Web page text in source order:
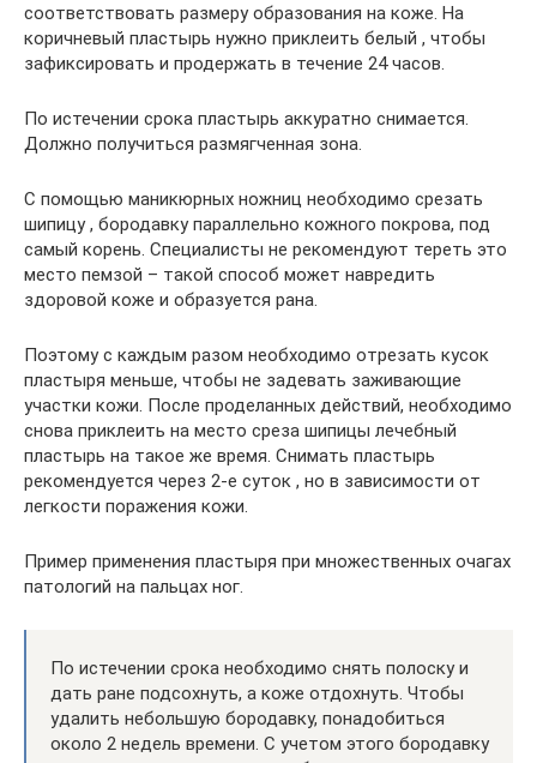
соответствовать размеру образования на коже. На
коричневый пластырь нужно приклеить белый , чтобы
зафиксировать и продержать в течение 24 часов.
По истечении срока пластырь аккуратно снимается.
Должно получиться размягченная зона.
С помощью маникюрных ножниц необходимо срезать
шипицу , бородавку параллельно кожного покрова, под
самый корень. Специалисты не рекомендуют тереть это
место пемзой – такой способ может навредить
здоровой коже и образуется рана.
Поэтому с каждым разом необходимо отрезать кусок
пластыря меньше, чтобы не задевать заживающие
участки кожи. После проделанных действий, необходимо
снова приклеить на место среза шипицы лечебный
пластырь на такое же время. Снимать пластырь
рекомендуется через 2-е суток , но в зависимости от
легкости поражения кожи.
Пример применения пластыря при множественных очагах
патологий на пальцах ног.
По истечении срока необходимо снять полоску и
дать ране подсохнуть, а коже отдохнуть. Чтобы
удалить небольшую бородавку, понадобиться
около 2 недель времени. С учетом этого бородавку